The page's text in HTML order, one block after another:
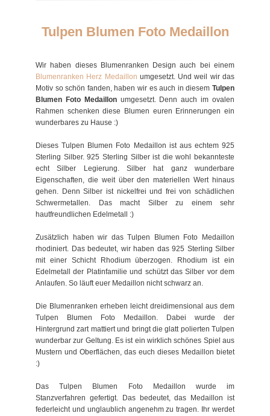
Tulpen Blumen Foto Medaillon
Wir haben dieses Blumenranken Design auch bei einem
Blumenranken Herz Medaillon umgesetzt. Und weil wir das
Motiv so schön fanden, haben wir es auch in diesem Tulpen
Blumen Foto Medaillonumgesetzt. Denn auch im ovalen
Rahmen schenken diese Blumen euren Erinnerungen ein
wunderbares zu Hause :)
Dieses Tulpen Blumen Foto Medaillon ist aus echtem 925
Sterling Silber. 925 Sterling Silber ist die wohl bekannteste
echt Silber Legierung. Silber hat ganz wunderbare
Eigenschaften, die weit über den materiellen Wert hinaus
gehen. Denn Silber ist nickelfrei und frei von schädlichen
Schwermetallen. Das macht Silber zu einem sehr
hautfreundlichen Edelmetall :)
Zusätzlich haben wir das Tulpen Blumen Foto Medaillon
rhodiniert. Das bedeutet, wir haben das 925 Sterling Silber
mit einer Schicht Rhodium überzogen. Rhodium ist ein
Edelmetall der Platinfamilie und schützt das Silber vor dem
Anlaufen. So läuft euer Medaillon nicht schwarz an.
Die Blumenranken erheben leicht dreidimensional aus dem
Tulpen Blumen Foto Medaillon. Dabei wurde der
Hintergrund zart mattiert und bringt die glatt polierten Tulpen
wunderbar zur Geltung. Es ist ein wirklich schönes Spiel aus
Mustern und Oberflächen, das euch dieses Medaillon bietet
:)
Das Tulpen Blumen Foto Medaillon wurde im
Stanzverfahren gefertigt. Das bedeutet, das Medaillon ist
federleicht und unglaublich angenehm zu tragen. Ihr werdet